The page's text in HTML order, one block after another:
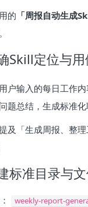
的 「周报自动生成
Skill定位与用
户输入的每日工作
题总结，生成标准
及「生成周报、整
标准目录与
weekly-report-